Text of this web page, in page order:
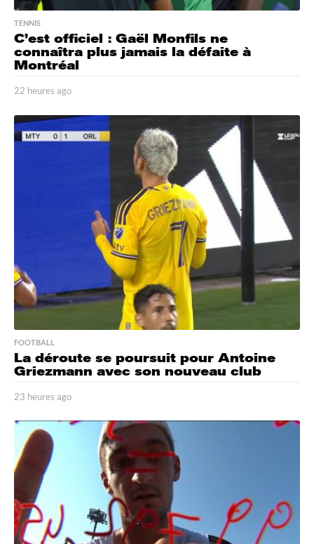
TENNIS
C’est officiel : Gaël Monfils ne
connaîtra plus jamais la défaite à
Montréal
22 heures ago
h
e
u
r
e
s
g
FOOTBALL
La déroute se poursuit pour Antoine
Griezmann avec son nouveau club
23 heures ago
h